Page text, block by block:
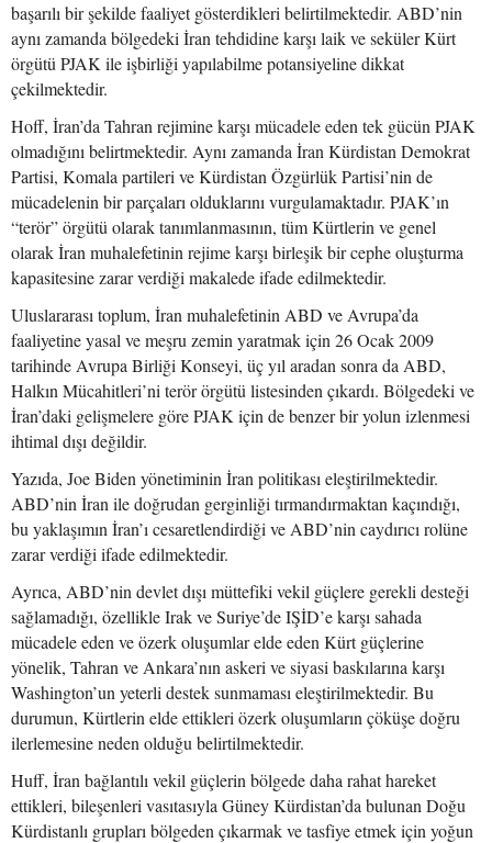
başarılı bir şekilde faaliyet gösterdikleri belirtilmektedir. ABD’nin
aynı zamanda bölgedeki İran tehdidine karşı laik ve seküler Kürt
örgütü PJAK ile işbirliği yapılabilme potansiyeline dikkat
çekilmektedir.
Hoff, İran’da Tahran rejimine karşı mücadele eden tek gücün PJAK
olmadığını belirtmektedir. Aynı zamanda İran Kürdistan Demokrat
Partisi, Komala partileri ve Kürdistan Özgürlük Partisi’nin de
mücadelenin bir parçaları olduklarını vurgulamaktadır. PJAK’ın
“terör” örgütü olarak tanımlanmasının, tüm Kürtlerin ve genel
olarak İran muhalefetinin rejime karşı birleşik bir cephe oluşturma
kapasitesine zarar verdiği makalede ifade edilmektedir.
Uluslararası toplum, İran muhalefetinin ABD ve Avrupa’da
faaliyetine yasal ve meşru zemin yaratmak için 26 Ocak 2009
tarihinde Avrupa Birliği Konseyi, üç yıl aradan sonra da ABD,
Halkın Mücahitleri’ni terör örgütü listesinden çıkardı. Bölgedeki ve
İran’daki gelişmelere göre PJAK için de benzer bir yolun izlenmesi
ihtimal dışı değildir.
Yazıda, Joe Biden yönetiminin İran politikası eleştirilmektedir.
ABD’nin İran ile doğrudan gerginliği tırmandırmaktan kaçındığı,
bu yaklaşımın İran’ı cesaretlendirdiği ve ABD’nin caydırıcı rolüne
zarar verdiği ifade edilmektedir.
Ayrıca, ABD’nin devlet dışı müttefiki vekil güçlere gerekli desteği
sağlamadığı, özellikle Irak ve Suriye’de IŞİD’e karşı sahada
mücadele eden ve özerk oluşumlar elde eden Kürt güçlerine
yönelik, Tahran ve Ankara’nın askeri ve siyasi baskılarına karşı
Washington’un yeterli destek sunmaması eleştirilmektedir. Bu
durumun, Kürtlerin elde ettikleri özerk oluşumların çöküşe doğru
ilerlemesine neden olduğu belirtilmektedir.
Huff, İran bağlantılı vekil güçlerin bölgede daha rahat hareket
ettikleri, bileşenleri vasıtasıyla Güney Kürdistan’da bulunan Doğu
Kürdistanlı grupları bölgeden çıkarmak ve tasfiye etmek için yoğun